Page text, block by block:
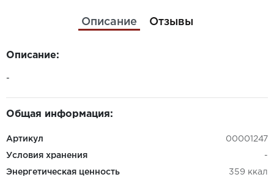
Описание Отзывы
Описание:
-
Общая информация:
Артикул 00001247
Условия хранения -
Энергетическая ценность 359 ккал